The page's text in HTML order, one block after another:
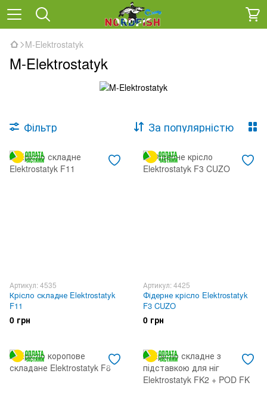
M-Elektrostatyk
M-Elektrostatyk
Фільтр За популярністю
Артикул: 4535
Крісло складне Elektrostatyk
F11
0 грн
Артикул: 4425
Фідерне крісло Elektrostatyk
F3 CUZO
0 грн